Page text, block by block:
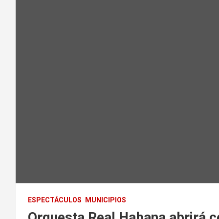
ESPECTÁCULOS MUNICIPIOS